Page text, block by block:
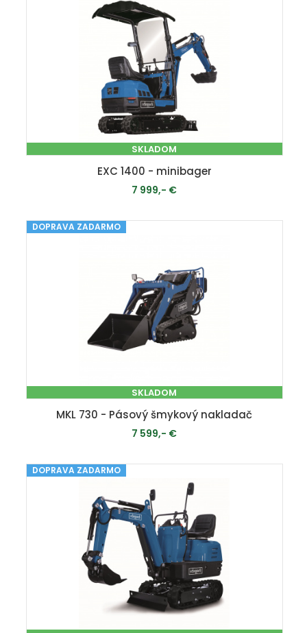
SKLADOM
EXC 1400 - minibager
7 999,- €
PRIDAŤ DO KOŠÍKA
DOPRAVA ZADARMO
SKLADOM
MKL 730 - Pásový šmykový nakladač
7 599,- €
PRIDAŤ DO KOŠÍKA
DOPRAVA ZADARMO